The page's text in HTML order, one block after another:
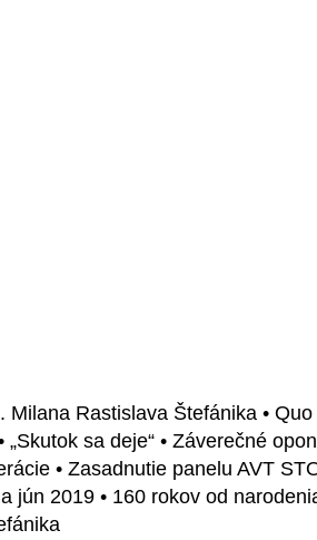
Rastislava Štefánika •
sa deje“ • Záverečné
• Zasadnutie panelu AVT
2019 • 160 rokov od